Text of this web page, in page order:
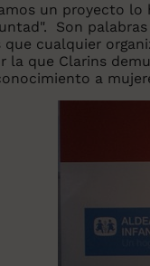
un proyecto
Son palabras
que cualquier
la que Clarins
a